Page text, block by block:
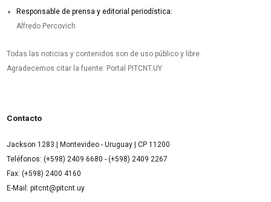
Responsable de prensa y editorial periodística:
Alfredo Percovich
Todas las noticias y contenidos son de uso público y libre.
Agradecemos citar la fuente: Portal PITCNT.UY
Contacto
Jackson 1283 | Montevideo - Uruguay | CP 11200
Teléfonos: (+598) 2409 6680 - (+598) 2409 2267
Fax: (+598) 2400 4160
E-Mail: pitcnt@pitcnt.uy